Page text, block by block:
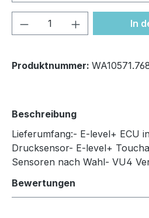
Produkt Anzahl: Gib
In
Produktnummer:
Beschreibung
Lieferumfang:- E-level+ ECU
Drucksensor- E-level+
Sensoren nach Wahl- VU4
Bewertungen